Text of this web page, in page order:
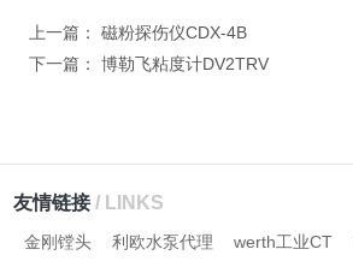
上一篇： 磁粉探伤仪CDX-4B
下一篇： 博勒飞粘度计DV2TRV
友情链接/ LINKS
金刚镗头 利欧水泵代理 werth工业CT